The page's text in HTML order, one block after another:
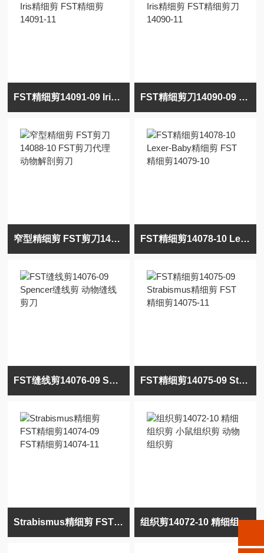
FST精细剪14091-09 Iris精细剪 FST精细剪14091-11 FST精细剪刀14090-09 Iris精细剪 FST精细剪刀14090-11
窄型精细剪 FST剪刀14088-10 FST剪刀代理 动物解剖剪刀 FST精细剪14078-10 Lexer-Baby精细剪 FST精细剪14079-10
FST缝线剪14076-09 Spencer缝线剪 动物缝线剪刀 FST精细剪14075-09 Strabismus精细剪 FST精细剪14075-11
Strabismus精细剪 FST精细剪14074-09 FST精细剪14074-11 组织剪14072-10 精细组织剪 小鼠组织剪 动物组织剪